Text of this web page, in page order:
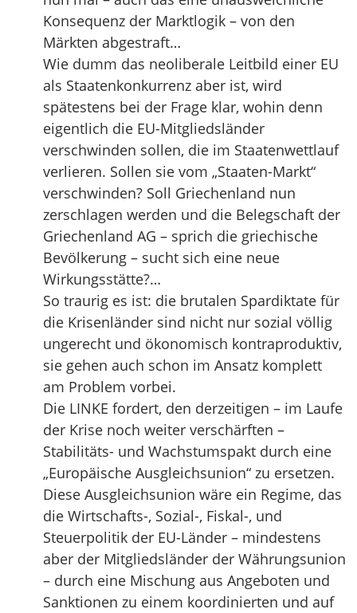
Konsequenz der Marktlogik – von den
Märkten abgestraft…
Wie dumm das neoliberale Leitbild einer EU
als Staatenkonkurrenz aber ist, wird
spätestens bei der Frage klar, wohin denn
eigentlich die EU-Mitgliedsländer
verschwinden sollen, die im Staatenwettlauf
verlieren. Sollen sie vom „Staaten-Markt“
verschwinden? Soll Griechenland nun
zerschlagen werden und die Belegschaft der
Griechenland AG – sprich die griechische
Bevölkerung – sucht sich eine neue
Wirkungsstätte?…
So traurig es ist: die brutalen Spardiktate für
die Krisenländer sind nicht nur sozial völlig
ungerecht und ökonomisch kontraproduktiv,
sie gehen auch schon im Ansatz komplett
am Problem vorbei.
Die LINKE fordert, den derzeitigen – im Laufe
der Krise noch weiter verschärften –
Stabilitäts- und Wachstumspakt durch eine
„Europäische Ausgleichsunion“ zu ersetzen.
Diese Ausgleichsunion wäre ein Regime, das
die Wirtschafts-, Sozial-, Fiskal-, und
Steuerpolitik der EU-Länder – mindestens
aber der Mitgliedsländer der Währungsunion
– durch eine Mischung aus Angeboten und
Sanktionen zu einem koordinierten und auf